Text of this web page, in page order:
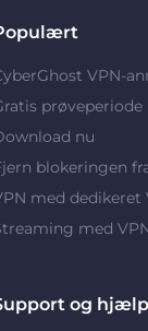
VPN-
prøveperiode
nu
blokeringen
med dedikeret
med
og hjælp